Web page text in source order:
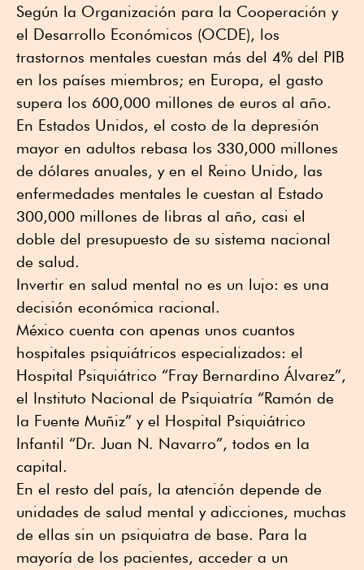
Según la Organización para la Cooperación y
el Desarrollo Económicos (OCDE), los
trastornos mentales cuestan más del 4% del PIB
en los países miembros; en Europa, el gasto
supera los 600,000 millones de euros al año.
En Estados Unidos, el costo de la depresión
mayor en adultos rebasa los 330,000 millones
de dólares anuales, y en el Reino Unido, las
enfermedades mentales le cuestan al Estado
300,000 millones de libras al año, casi el
doble del presupuesto de su sistema nacional
de salud.
Invertir en salud mental no es un lujo: es una
decisión económica racional.
México cuenta con apenas unos cuantos
hospitales psiquiátricos especializados: el
Hospital Psiquiátrico “Fray Bernardino Álvarez”,
el Instituto Nacional de Psiquiatría “Ramón de
la Fuente Muñiz” y el Hospital Psiquiátrico
Infantil “Dr. Juan N. Navarro”, todos en la
capital.
En el resto del país, la atención depende de
unidades de salud mental y adicciones, muchas
de ellas sin un psiquiatra de base. Para la
mayoría de los pacientes, acceder a un